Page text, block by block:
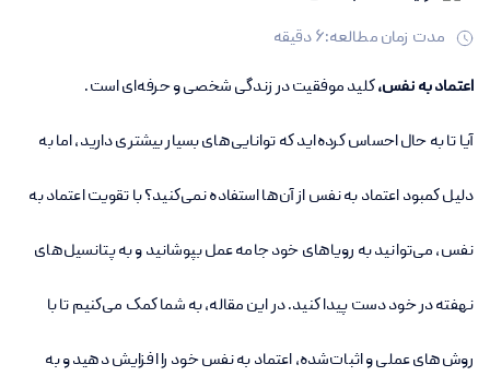
مدت زمان مطالعه:6دقیقه
اعتماد به نفس،کلید موفقیت در زندگی شخصی و حرفه‌ای است.
آیا تا به حال احساس کرده‌اید که توانایی‌های بسیار بیشتری دارید، اما به
دلیل کمبود اعتماد به نفس از آن‌ها استفاده نمی‌کنید؟ با تقویت اعتماد به
نفس، می‌توانید به رویاهای خود جامه عمل بپوشانید و به پتانسیل‌های
نهفته در خود دست پیدا کنید. در این مقاله، به شما کمک می‌کنیم تا با
روش‌های عملی و اثبات‌شده، اعتماد به نفس خود را افزایش دهید و به